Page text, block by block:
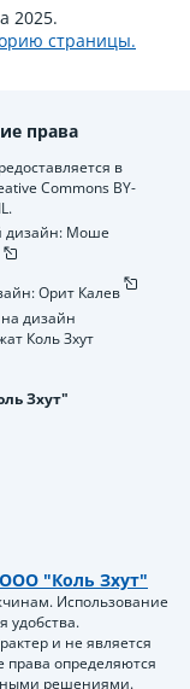
2025.
страницы.
права
в
Commons BY-
дизайн: Моше
Орит Калев
дизайн
Коль Зхут
Зхут"
ООО "Коль Зхут"
Использование
удобства.
и не является
определяются
решениями.